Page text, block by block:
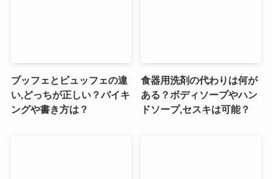
ブッフェとビュッフェの違
い,どっちが正しい？バイキ
ングや書き方は？
食器用洗剤の代わりは何が
ある？ボディソープやハン
ドソープ,セスキは可能？